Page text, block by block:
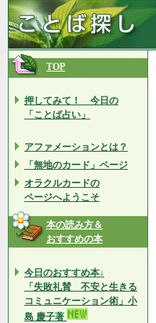
TOP
押してみて！ 今日の
「ことば占い」
アファメーションとは？
「無地のカード」ページ
オラクルカードの
ページへようこそ
本の読み方＆
おすすめの本
今日のおすすめ本↓
「失敗礼賛 不安と生きる
コミュニケーション術」小
島 慶子著